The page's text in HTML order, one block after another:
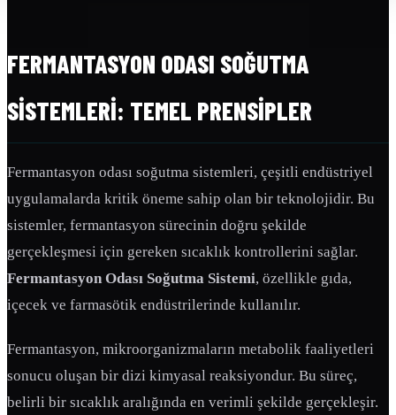
FERMANTASYON ODASI SOĞUTMA
SISTEMLERI: TEMEL PRENSIPLER
Fermantasyon odası soğutma sistemleri, çeşitli endüstriyel
uygulamalarda kritik öneme sahip olan bir teknolojidir. Bu
sistemler, fermantasyon sürecinin doğru şekilde
gerçekleşmesi için gereken sıcaklık kontrollerini sağlar.
Fermantasyon Odası Soğutma Sistemi, özellikle gıda,
içecek ve farmasötik endüstrilerinde kullanılır.
Fermantasyon, mikroorganizmaların metabolik faaliyetleri
sonucu oluşan bir dizi kimyasal reaksiyondur. Bu süreç,
belirli bir sıcaklık aralığında en verimli şekilde gerçekleşir.